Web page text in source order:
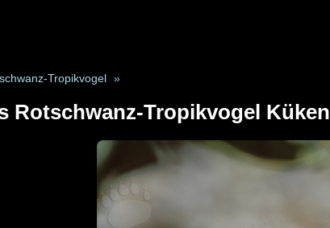
Tropikvogel »
Rotschwanz-Tropikvogel